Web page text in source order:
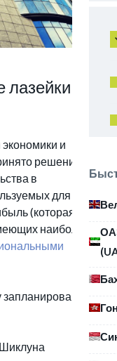
для
и
решение по
в
для
(которая
наиболее
на